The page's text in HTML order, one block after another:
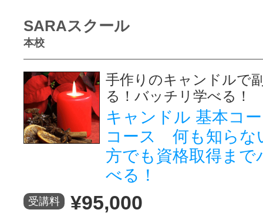
SARAスクール
本校
手作りのキャンドルで
る！バッチリ学
キャンドル 基本コ
コース 何も知らな
方でも資格取得まで
べる！
受講料 ¥95,000